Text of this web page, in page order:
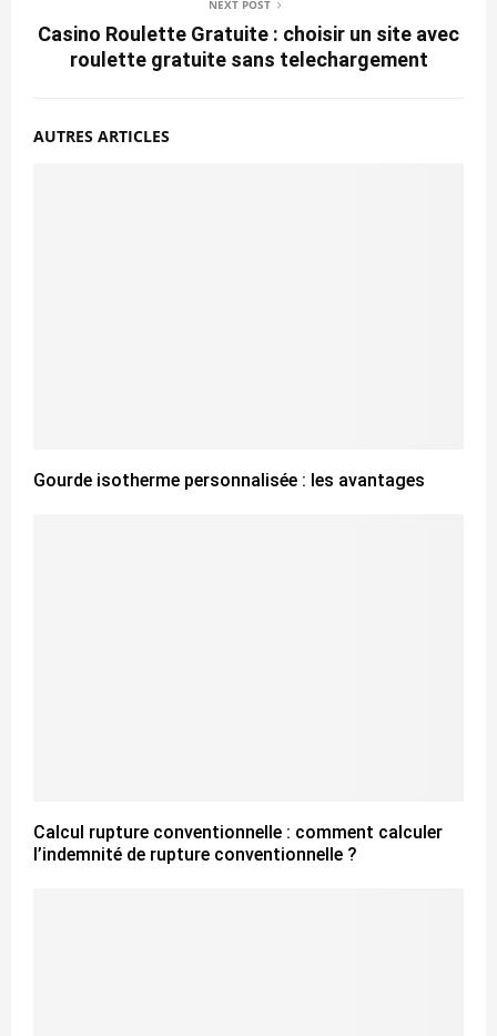
NEXT POST
Casino Roulette Gratuite : choisir un site avec
roulette gratuite sans telechargement
AUTRES ARTICLES
Gourde isotherme personnalisée : les avantages
Calcul rupture conventionnelle : comment calculer
l’indemnité de rupture conventionnelle ?